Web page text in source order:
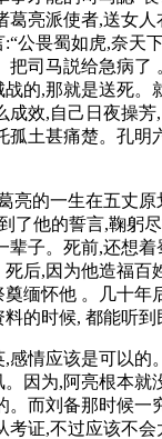
葛亮派使者,送女
公畏蜀如虎,奈天
把司马説给急病了
的,那就是送死。
成效,自己日夜操芳
孤土甚痛楚。孔明
亮的一生在五丈
了他的誓言,鞠躬
辈子。死前,还想
后,因为他造福百
缅怀他 。几十年
的时候, 都能听到
感情应该是可以的
因为,阿亮根本就
。而刘备那时候一
考证,不过应该不会